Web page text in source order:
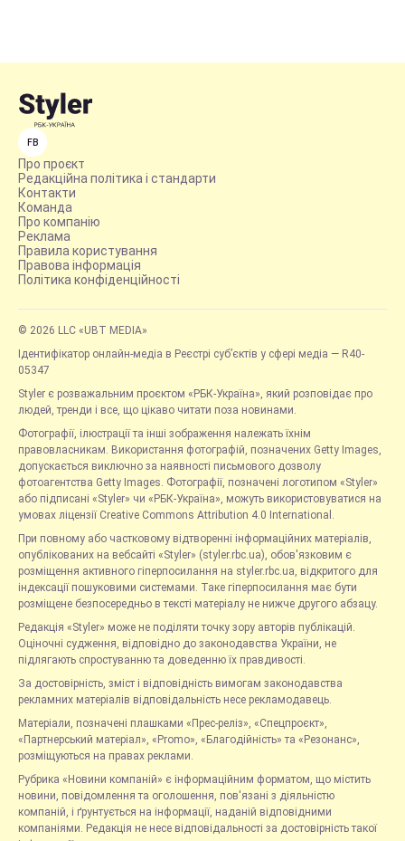
FB
Про проєкт
Редакційна політика і стандарти
Контакти
Команда
Про компанію
Реклама
Правила користування
Правова інформація
Політика конфіденційності
© 2026 LLC «UBT MEDIA»
Ідентифікатор онлайн-медіа в Реєстрі суб’єктів у сфері медіа — R40-
05347
Styler є розважальним проєктом «РБК-Україна», який розповідає про
людей, тренди і все, що цікаво читати поза новинами.
Фотографії, ілюстрації та інші зображення належать їхнім
правовласникам. Використання фотографій, позначених Getty Images,
допускається виключно за наявності письмового дозволу
фотоагентства Getty Images. Фотографії, позначені логотипом «Styler»
або підписані «Styler» чи «РБК-Україна», можуть використовуватися на
умовах ліцензії Creative Commons Attribution 4.0 International.
При повному або частковому відтворенні інформаційних матеріалів,
опублікованих на вебсайті «Styler» (styler.rbc.ua), обов'язковим є
розміщення активного гіперпосилання на styler.rbc.ua, відкритого для
індексації пошуковими системами. Таке гіперпосилання має бути
розміщене безпосередньо в тексті матеріалу не нижче другого абзацу.
Редакція «Styler» може не поділяти точку зору авторів публікацій.
Оціночні судження, відповідно до законодавства України, не
підлягають спростуванню та доведенню їх правдивості.
За достовірність, зміст і відповідність вимогам законодавства
рекламних матеріалів відповідальність несе рекламодавець.
Матеріали, позначені плашками «Прес-реліз», «Спецпроєкт»,
«Партнерський матеріал», «Promo», «Благодійність» та «Резонанс»,
розміщуються на правах реклами.
Рубрика «Новини компаній» є інформаційним форматом, що містить
новини, повідомлення та оголошення, пов'язані з діяльністю
компаній, і ґрунтується на інформації, наданій відповідними
компаніями. Редакція не несе відповідальності за достовірність такої